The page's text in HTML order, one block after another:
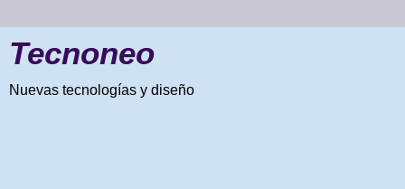
Tecnoneo
Nuevas tecnologías y diseño